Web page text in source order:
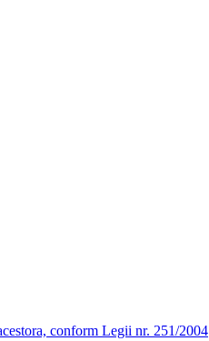
conform Legii nr. 251/2004